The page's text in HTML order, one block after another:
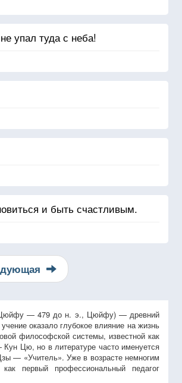
упал туда с неба!
и быть счастливым.
— 479 до н. э., Цюйфу) — древний
оказало глубокое влияние на жизнь
философской системы, известной как
Цю, но в литературе часто именуется
— «Учитель». Уже в возрасте немногим
первый профессиональный педагог